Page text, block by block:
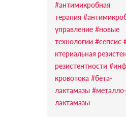
#антимикробная
терапия
управление #новые
технологии #сепсис
ктериальная
резистентности
кровотока #бета-
лактамазы
лактамазы